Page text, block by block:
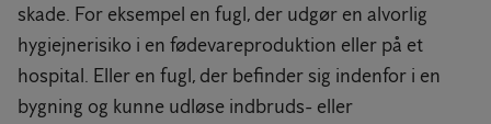
skade. For eksempel en fugl, der udgør en alvorlig
hygiejnerisiko i en fødevareproduktion eller på et
hospital. Eller en fugl, der befinder sig indenfor i en
bygning og kunne udløse indbruds- eller